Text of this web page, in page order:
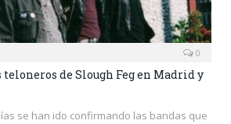
0
de Slough Feg en Madrid y
se han ido confirmando las bandas que